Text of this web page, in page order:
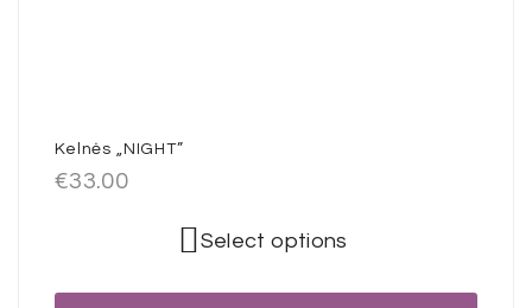
Kelnės „NIGHT”
€33.00
Select options